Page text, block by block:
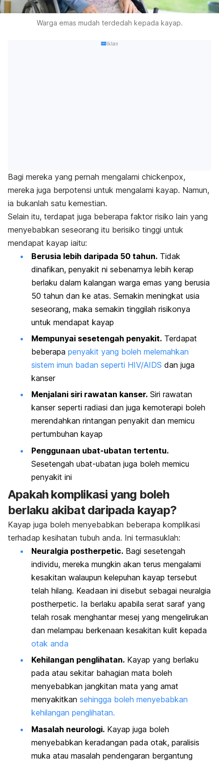
Warga emas mudah terdedah kepada kayap.
Iklan
Bagi mereka yang pernah mengalami chickenpox,
mereka juga berpotensi untuk mengalami kayap. Namun,
ia bukanlah satu kemestian.
Selain itu, terdapat juga beberapa faktor risiko lain yang
menyebabkan seseorang itu berisiko tinggi untuk
mendapat kayap iaitu:
Berusia lebih daripada 50 tahun. Tidak
dinafikan, penyakit ni sebenarnya lebih kerap
berlaku dalam kalangan warga emas yang berusia
50 tahun dan ke atas. Semakin meningkat usia
seseorang, maka semakin tinggilah risikonya
untuk mendapat kayap
Mempunyai sesetengah penyakit. Terdapat
beberapa penyakit yang boleh melemahkan
sistem imun badan seperti HIV/AIDS dan juga
kanser
Menjalani siri rawatan kanser. Siri rawatan
kanser seperti radiasi dan juga kemoterapi boleh
merendahkan rintangan penyakit dan memicu
pertumbuhan kayap
Penggunaan ubat-ubatan tertentu.
Sesetengah ubat-ubatan juga boleh memicu
penyakit ini
Apakah komplikasi yang boleh
berlaku akibat daripada kayap?
Kayap juga boleh menyebabkan beberapa komplikasi
terhadap kesihatan tubuh anda. Ini termasuklah:
Neuralgia postherpetic. Bagi sesetengah
individu, mereka mungkin akan terus mengalami
kesakitan walaupun kelepuhan kayap tersebut
telah hilang. Keadaan ini disebut sebagai neuralgia
postherpetic. Ia berlaku apabila serat saraf yang
telah rosak menghantar mesej yang mengelirukan
dan melampau berkenaan kesakitan kulit kepada
otak anda
Kehilangan penglihatan. Kayap yang berlaku
pada atau sekitar bahagian mata boleh
menyebabkan jangkitan mata yang amat
menyakitkan sehingga boleh menyebabkan
kehilangan penglihatan.
Masalah neurologi. Kayap juga boleh
menyebabkan keradangan pada otak, paralisis
muka atau masalah pendengaran bergantung